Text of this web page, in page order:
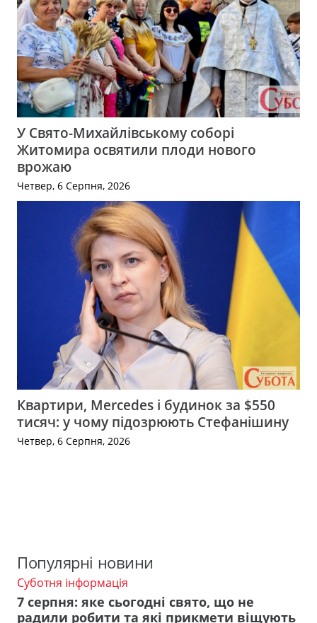
У Свято-Михайлівському соборі
Житомира освятили плоди нового
врожаю
Четвер, 6 Серпня, 2026
Квартири, Mercedes і будинок за $550
тисяч: у чому підозрюють Стефанішину
Четвер, 6 Серпня, 2026
Популярні новини
Суботня інформація
7 серпня: яке сьогодні свято, що не
радили робити та які прикмети віщують